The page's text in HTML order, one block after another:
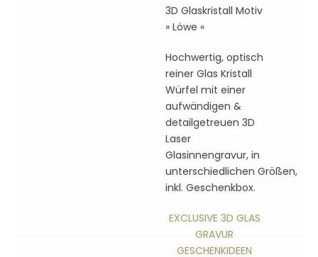
3D Glaskristall Motiv
» Löwe «
Hochwertig, optisch
reiner Glas Kristall
Würfel mit einer
aufwändigen &
detailgetreuen 3D
Laser
Glasinnengravur, in
unterschiedlichen Größen,
inkl. Geschenkbox.
EXCLUSIVE 3D GLAS
GRAVUR
GESCHENKIDEEN